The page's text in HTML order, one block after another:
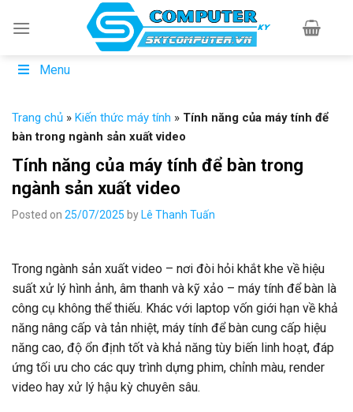
Menu
Trang chủ » Kiến thức máy tính » Tính năng của máy tính để
bàn trong ngành sản xuất video
Tính năng của máy tính để bàn trong
ngành sản xuất video
Posted on 25/07/2025 by Lê Thanh Tuấn
Trong ngành sản xuất video – nơi đòi hỏi khắt khe về hiệu
suất xử lý hình ảnh, âm thanh và kỹ xảo – máy tính để bàn là
công cụ không thể thiếu. Khác với laptop vốn giới hạn về khả
năng nâng cấp và tản nhiệt, máy tính để bàn cung cấp hiệu
năng cao, độ ổn định tốt và khả năng tùy biến linh hoạt, đáp
ứng tối ưu cho các quy trình dựng phim, chỉnh màu, render
video hay xử lý hậu kỳ chuyên sâu.